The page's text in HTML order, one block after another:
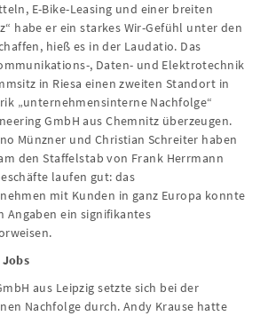
E-Bike-Leasing und einer breiten
habe er ein starkes Wir-Gefühl unter den
hieß es in der Laudatio. Das
, Daten- und Elektrotechnik
in Riesa einen zweiten Standort in
„unternehmensinterne Nachfolge“
GmbH aus Chemnitz überzeugen.
Münzner und Christian Schreiter haben
den Staffelstab von Frank Herrmann
laufen gut: das
mit Kunden in ganz Europa konnte
Angaben ein signifikantes
aus Leipzig setzte sich bei der
Nachfolge durch. Andy Krause hatte